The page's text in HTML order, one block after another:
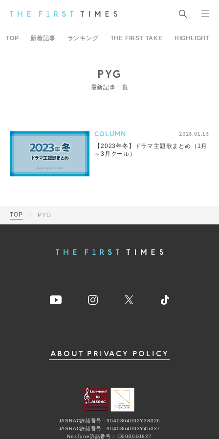
TOP 新着記事 ランキング THE FIRST TAKE HIGHLIGHT
PYG
最新記事一覧
COLUMN 2023.01.13
【2023年冬】ドラマ主題歌まとめ（1月
～3月クール）
TOP PYG
ABOUT PRIVACY POLICY
JASRAC許諾番号：9040864002Y38026
JASRAC許諾番号：9040864003Y45037
NexTone許諾番号：ID000010827